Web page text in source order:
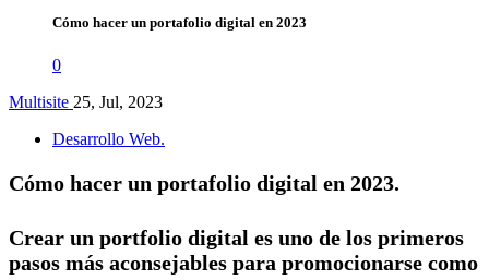
Cómo hacer un portafolio digital en 2023
0
Multisite 25, Jul, 2023
Desarrollo Web.
Cómo hacer un portafolio digital en 2023.
Crear un portfolio digital es uno de los primeros
pasos más aconsejables para promocionarse como